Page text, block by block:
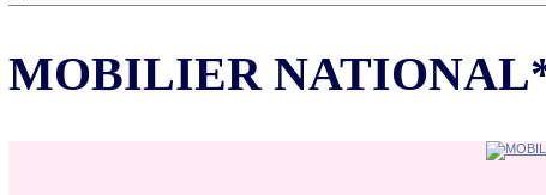
MOBILIER